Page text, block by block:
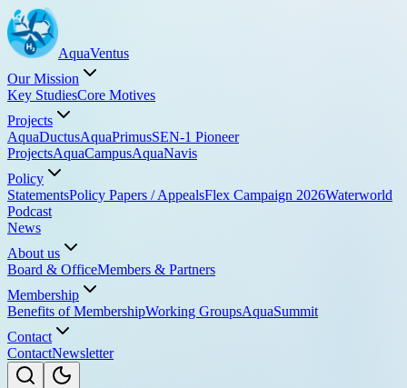
AquaVentus
Our Mission
Key StudiesCore Motives
Projects
AquaDuctusAquaPrimusSEN-1 Pioneer
ProjectsAquaCampusAquaNavis
Policy
StatementsPolicy Papers / AppealsFlex Campaign 2026Waterworld
Podcast
News
About us
Board & OfficeMembers & Partners
Membership
Benefits of MembershipWorking GroupsAquaSummit
Contact
ContactNewsletter